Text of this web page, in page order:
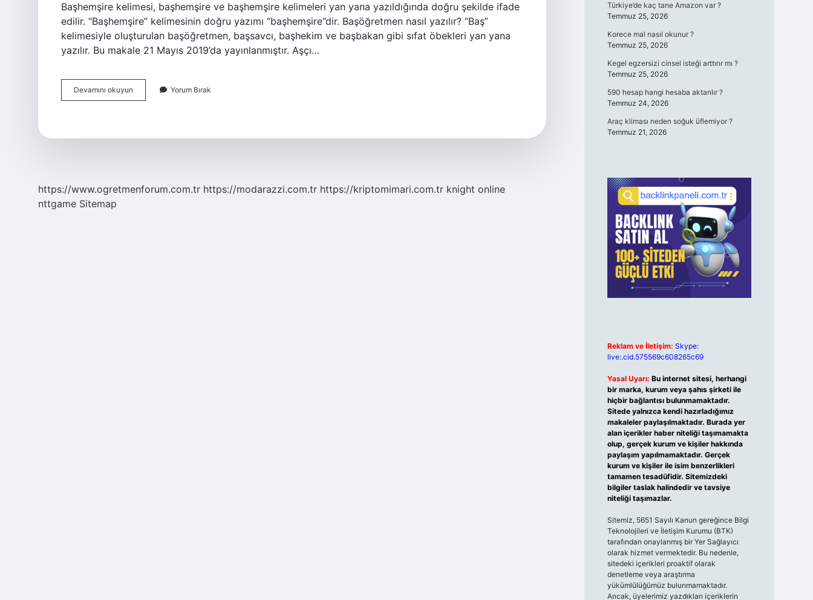
Başhemşire kelimesi, başhemşire ve başhemşire kelimeleri yan yana yazıldığında doğru şekilde ifade
edilir. “Başhemşire” kelimesinin doğru yazımı “başhemşire”dir. Başöğretmen nasıl yazılır? “Baş”
kelimesiyle oluşturulan başöğretmen, başsavcı, başhekim ve başbakan gibi sıfat öbekleri yan yana
yazılır. Bu makale 21 Mayıs 2019’da yayınlanmıştır. Aşçı…
Devamını okuyun
Aşçı
Yorum Bırak
https://www.ogretmenforum.com.tr https://modarazzi.com.tr https://kriptomimari.com.tr knight online
nttgame Sitemap
Türkiye’de kaç tane Amazon var ?
Temmuz 25, 2026
Korece mal nasıl okunur ?
Temmuz 25, 2026
Kegel egzersizi cinsel isteği arttırır mı ?
Temmuz 25, 2026
590 hesap hangi hesaba aktarılır ?
Temmuz 24, 2026
Araç kliması neden soğuk üflemiyor ?
Temmuz 21, 2026
Reklam ve İletişim: Skype:
live:.cid.575569c608265c69
Yasal Uyarı: Bu internet sitesi, herhangi
bir marka, kurum veya şahıs şirketi ile
hiçbir bağlantısı bulunmamaktadır.
Sitede yalnızca kendi hazırladığımız
makaleler paylaşılmaktadır. Burada yer
alan içerikler haber niteliği taşımamakta
olup, gerçek kurum ve kişiler hakkında
paylaşım yapılmamaktadır. Gerçek
kurum ve kişiler ile isim benzerlikleri
tamamen tesadüfidir. Sitemizdeki
bilgiler taslak halindedir ve tavsiye
niteliği taşımazlar.
Sitemiz, 5651 Sayılı Kanun gereğince Bilgi
Teknolojileri ve İletişim Kurumu (BTK)
tarafından onaylanmış bir Yer Sağlayıcı
olarak hizmet vermektedir. Bu nedenle,
sitedeki içerikleri proaktif olarak
denetleme veya araştırma
yükümlülüğümüz bulunmamaktadır.
Ancak, üyelerimiz yazdıkları içeriklerin